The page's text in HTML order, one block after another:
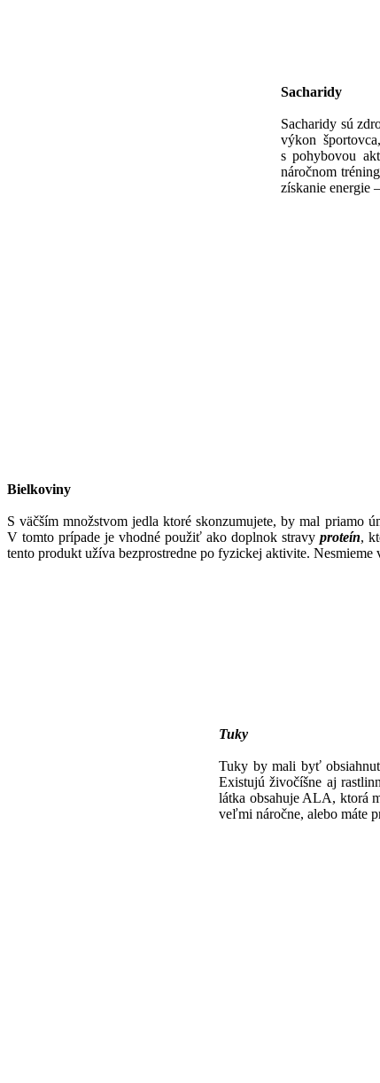
Sacharidy
Sacharidy sú
výkon
s pohybovou
náročnom
získanie energie –
Bielkoviny
S väčším množstvom jedla ktoré skonzumujete, by mal
V tomto prípade je vhodné použiť ako doplnok stravy proteín,
tento produkt užíva bezprostredne po fyzickej aktivite.
Tuky
Tuky by mali byť
Existujú živočíšne aj
látka obsahuje ALA, ktorá
veľmi náročne, alebo máte